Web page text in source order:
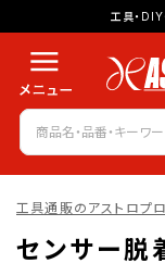
工具・
工具通販のアストロプ
センサー脱